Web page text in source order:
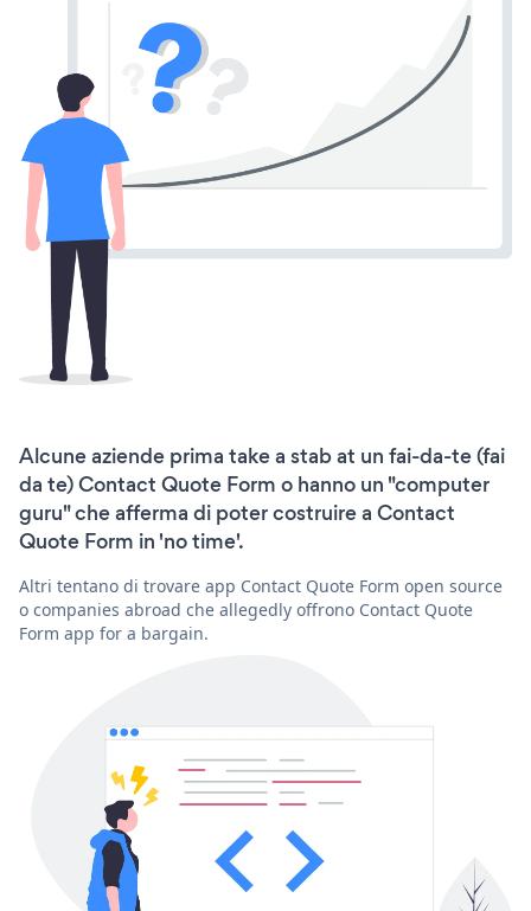
Alcune aziende prima take a stab at un fai-da-te (fai
da te) Contact Quote Form o hanno un "computer
guru" che afferma di poter costruire a Contact
Quote Form in 'no time'.
Altri tentano di trovare app Contact Quote Form open source
o companies abroad che allegedly offrono Contact Quote
Form app for a bargain.